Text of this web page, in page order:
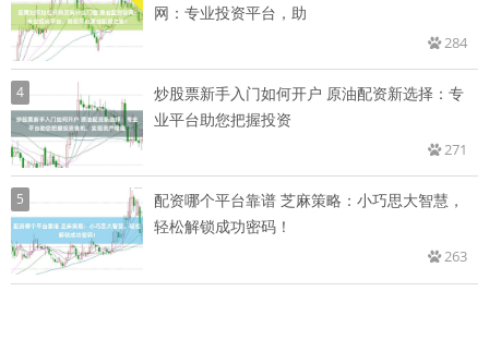
网：专业投资平台，助
284
4
炒股票新手入门如何开户 原油配资新选择：专
业平台助您把握投资
271
5
配资哪个平台靠谱 芝麻策略：小巧思大智慧，
轻松解锁成功密码！
263